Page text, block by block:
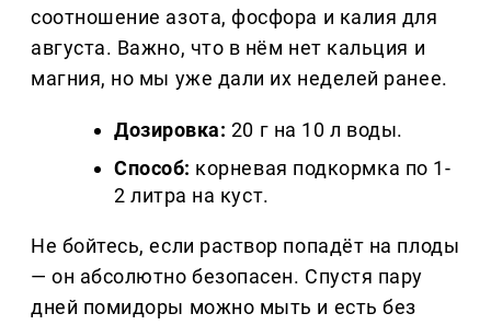
соотношение азота, фосфора и калия для
августа. Важно, что в нём нет кальция и
магния, но мы уже дали их неделей ранее.
Дозировка: 20 г на 10 л воды.
Способ: корневая подкормка по 1-
2 литра на куст.
Не бойтесь, если раствор попадёт на плоды
— он абсолютно безопасен. Спустя пару
дней помидоры можно мыть и есть без